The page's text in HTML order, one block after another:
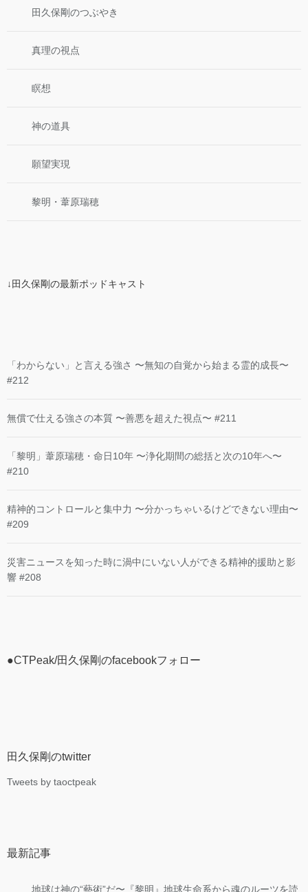
田久保剛のつぶやき
真理の視点
瞑想
神の道具
願望実現
黎明・葦原瑞穂
↓田久保剛の最新ポッドキャスト
「わからない」と言える強さ 〜無知の自覚から始まる霊的成長〜
#212
無償で仕える強さの本質 〜善悪を超えた視点〜 #211
「黎明」葦原瑞穂・命日10年 〜浄化期間の総括と次の10年へ〜
#210
精神的コントロールと集中力 〜分かっちゃいるけどできない理由〜
#209
災害ニュースを知った時に渦中にいない人ができる精神的援助と影
響 #208
●CTPeak/田久保剛のfacebookフォロー
田久保剛のtwitter
Tweets by taoctpeak
最新記事
地球は神の“藝術”だ〜『黎明』地球生命系から魂のルーツを読